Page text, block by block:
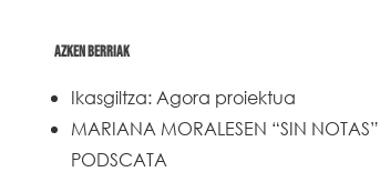
AZKEN BERRIAK
Ikasgiltza: Agora proiektua
MARIANA MORALESEN “SIN NOTAS”
PODSCATA